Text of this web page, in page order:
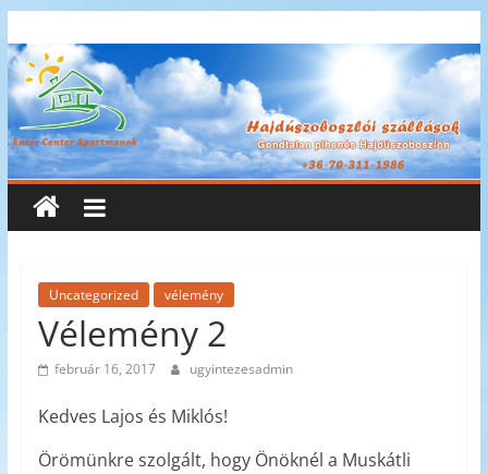
to
content
Enter
Center
Apartmanok
Enter
Uncategorized vélemény
Vélemény 2
február 16, 2017 ugyintezesadmin
Kedves Lajos és Miklós!
Örömünkre szolgált, hogy Önöknél a Muskátli